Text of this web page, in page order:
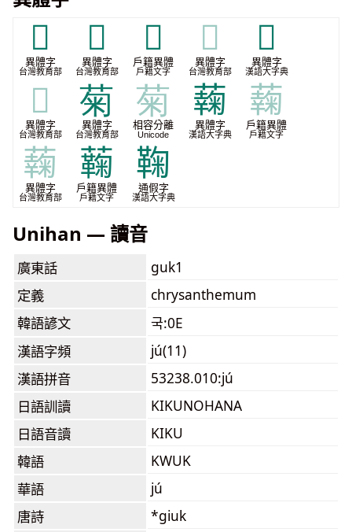
𦵳
異體字
台灣教育部
𦶗
異體字
台灣教育部
𧂲
戶籍異體
戶籍文字
𧂲
異體字
台灣教育部
𧃓
異體字
漢語大字典
𧃓
異體字
台灣教育部
菊
異體字
台灣教育部
菊
相容分離
Unicode
䕮
異體字
漢語大字典
䕮
戶籍異體
戶籍文字
䕮
異體字
台灣教育部
蘜
戶籍異體
戶籍文字
鞠
通假字
漢語大字典
Unihan — 讀音
廣東話
guk1
定義
chrysanthemum
韓語諺文
국:0E
漢語字頻
jú(11)
漢語拼音
53238.010:jú
日語訓讀
KIKUNOHANA
日語音讀
KIKU
韓語
KWUK
華語
jú
唐詩
*giuk